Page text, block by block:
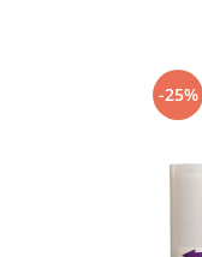
-25%